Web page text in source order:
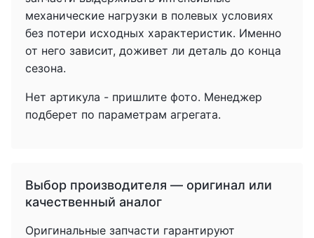
механические нагрузки в полевых условиях
без потери исходных характеристик. Именно
от него зависит, доживет ли деталь до конца
сезона.
Нет артикула - пришлите фото. Менеджер
подберет по параметрам агрегата.
Выбор производителя — оригинал или
качественный аналог
Оригинальные запчасти гарантируют